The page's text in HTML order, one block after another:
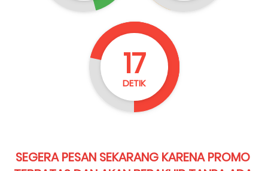
16
DETIK
SEGERA PESAN SEKARANG KARENA PROMO